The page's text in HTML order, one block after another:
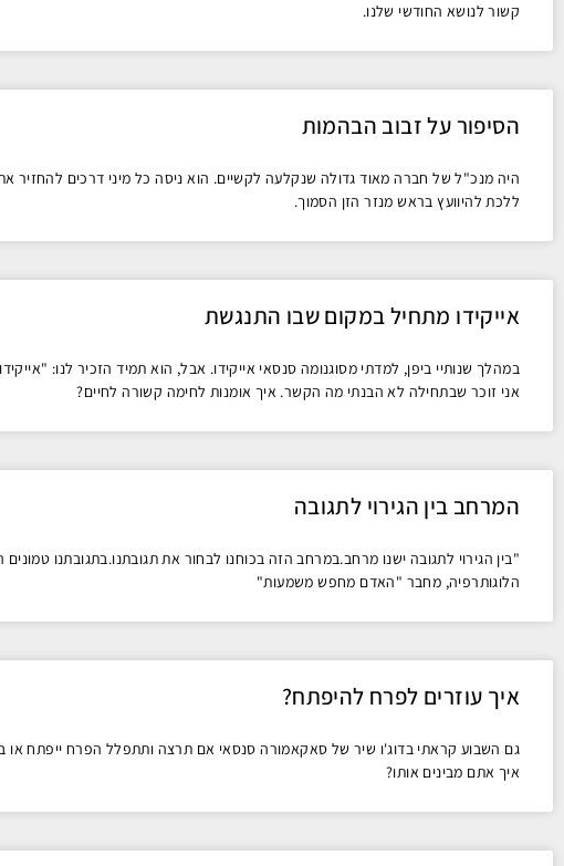
קשור לנושא החודשי שלנו.
הסיפור על זבוב הבהמות
היה מנכ"ל של חברה מאוד גדולה שנקלעה לקשיים. הוא ניסה כל מיני דרכים
ללכת להיוועץ בראש מנזר הזן הסמוך.
אייקידו מתחיל במקום שבו התנגשת
במהלך שנותיי ביפן, למדתי מסוגנומה סנסאי אייקידו. אבל, הוא תמיד הזכיר לנו:
אני זוכר שבתחילה לא הבנתי מה הקשר. איך אומנות לחימה קשורה לחיים?
המרחב בין הגירוי לתגובה
"בין הגירוי לתגובה ישנו מרחב.במרחב הזה בכוחנו לבחור את תגובתנו.בתגובתנו
הלוגותרפיה, מחבר "האדם מחפש משמעות"
איך עוזרים לפרח להיפתח?
איך אתם מבינים אותו?